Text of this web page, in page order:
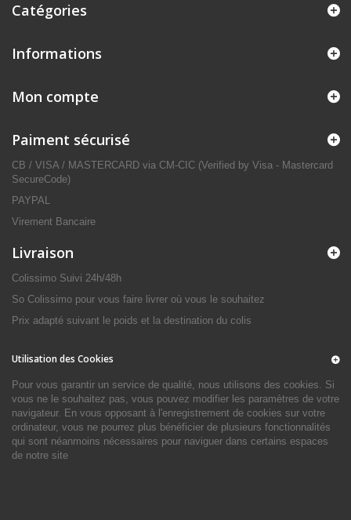
Catégories
Informations
Mon compte
Paiment sécurisé
CB / VISA / MASTERCARD via CM-CIC (Verified by Visa - Mastercard
SecureCode)
PAYPAL
Virement Bancaire
Livraison
Colissimo Suivi 24h/48h
So Colissimo pour vous faire livrer où vous le souhaitez
Prix adapté suivant le poids et la destination du colis
Utilisation des Cookies
Pour vous garantir un service de qualité, nous utilisons des cookies. Si
vous ne le souhaitez pas, vous pouvez modifier les paramètres de votre
navigateur. En vous opposant à l'enregistrement de cookies sur votre
ordinateur, vous ne pourrez plus bénéficier de plusieurs fonctionnalités
qui sont néanmoins nécessaires pour naviguer dans certains espaces
de notre site